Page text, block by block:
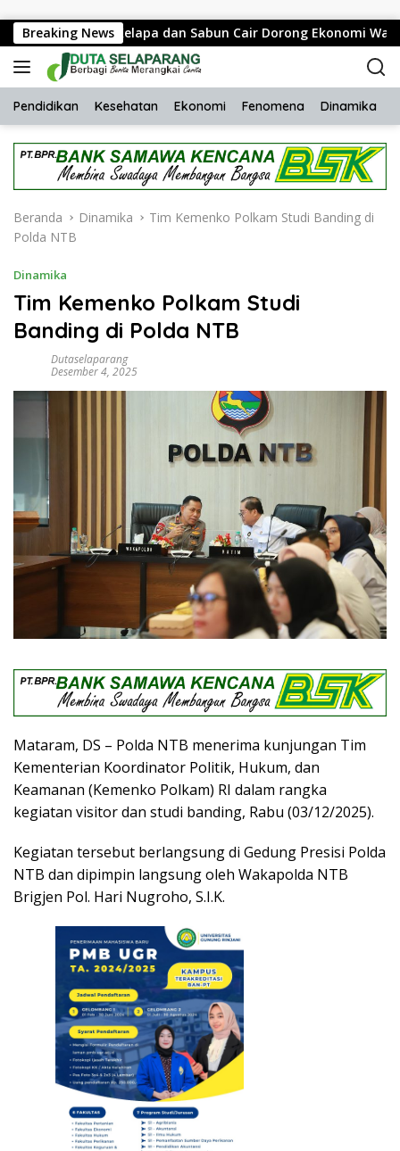
Breaking News
Sabut Kelapa dan Sabun Cair Dorong Ekonomi Warga Desa
Pendidikan Kesehatan Ekonomi Fenomena Dinamika
Beranda Dinamika
Tim Kemenko Polkam Studi Banding di
Polda NTB
Dinamika
Tim Kemenko Polkam Studi
Banding di Polda NTB
Dutaselaparang
Desember 4, 2025
Mataram, DS – Polda NTB menerima kunjungan Tim
Kementerian Koordinator Politik, Hukum, dan
Keamanan (Kemenko Polkam) RI dalam rangka
kegiatan visitor dan studi banding, Rabu (03/12/2025).
Kegiatan tersebut berlangsung di Gedung Presisi Polda
NTB dan dipimpin langsung oleh Wakapolda NTB
Brigjen Pol. Hari Nugroho, S.I.K.